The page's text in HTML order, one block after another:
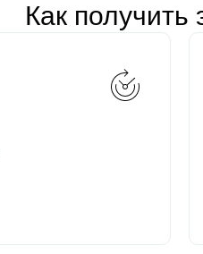
Как получить